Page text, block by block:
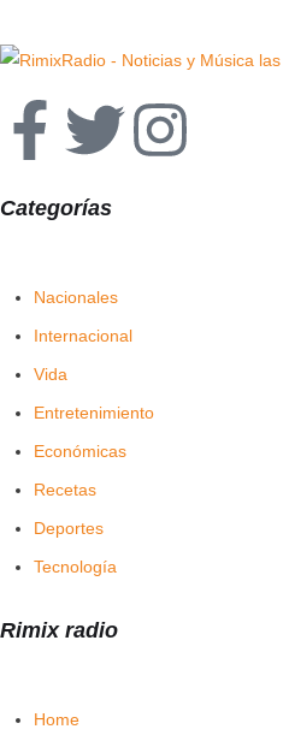
Rimix radio
Home
Categorías
Nacionales
Internacional
Vida
Entretenimiento
Económicas
Recetas
Deportes
Tecnología